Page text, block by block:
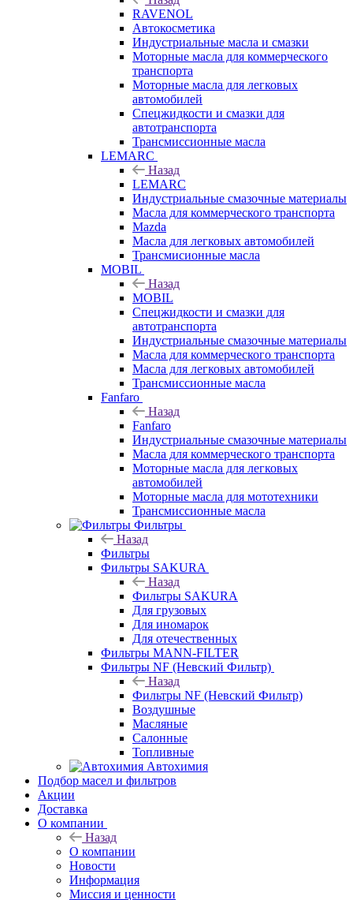
RAVENOL
Автокосметика
Индустриальные масла и смазки
Моторные масла для коммерческого
транспорта
Моторные масла для легковых
автомобилей
Спецжидкости и смазки для
автотранспорта
Трансмиссионные масла
LEMARC
Назад
LEMARC
Индустриальные смазочные материалы
Масла для коммерческого транспорта
Mazda
Масла для легковых автомобилей
Трансмисионные масла
MOBIL
Назад
MOBIL
Cпецжидкости и смазки для
автотранспорта
Индустриальные смазочные материалы
Масла для коммерческого транспорта
Масла для легковых автомобилей
Трансмиссионные масла
Fanfaro
Назад
Fanfaro
Индустриальные смазочные материалы
Масла для коммерческого транспорта
Моторные масла для легковых
автомобилей
Моторные масла для мототехники
Трансмиссионные масла
Фильтры
Назад
Фильтры
Фильтры SAKURA
Назад
Фильтры SAKURA
Для грузовых
Для иномарок
Для отечественных
Фильтры MANN-FILTER
Фильтры NF (Невский Фильтр)
Назад
Фильтры NF (Невский Фильтр)
Воздушные
Масляные
Салонные
Топливные
Автохимия
Подбор масел и фильтров
Акции
Доставка
О компании
Назад
О компании
Новости
Информация
Миссия и ценности